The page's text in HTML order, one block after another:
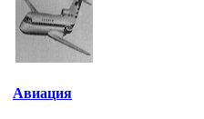
Авиация